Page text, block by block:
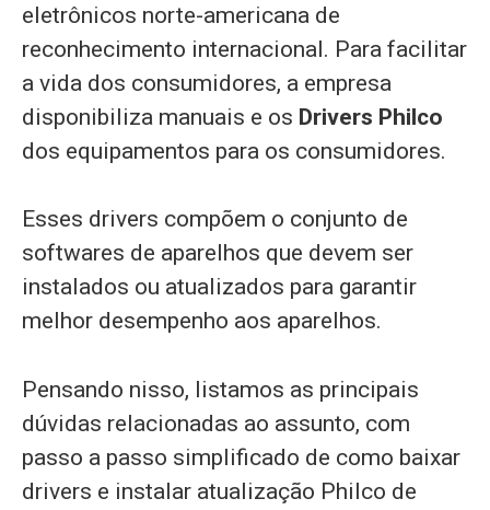
eletrônicos norte-americana de
reconhecimento internacional. Para facilitar
a vida dos consumidores, a empresa
disponibiliza manuais e os Drivers Philco
dos equipamentos para os consumidores.
Esses drivers compõem o conjunto de
softwares de aparelhos que devem ser
instalados ou atualizados para garantir
melhor desempenho aos aparelhos.
Pensando nisso, listamos as principais
dúvidas relacionadas ao assunto, com
passo a passo simplificado de como baixar
drivers e instalar atualização Philco de